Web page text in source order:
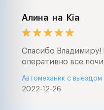
Алина на Kia
Спасибо Владимиру!
оперативно все
2022-12-26
Автомеханик с выездом